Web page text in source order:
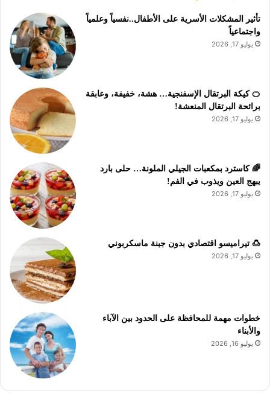
تأثير المشكلات الأسرية على الأطفال..نفسياً وعلمياً
واجتماعياً
يوليو 17, 2026
🍊 كيكة البرتقال الإسفنجية… هشة، خفيفة، وعابقة
برائحة البرتقال المنعشة!
يوليو 17, 2026
🌈 كاسترد بمكعبات الجيلي الملونة… حلى بارد
يبهج العين ويذوب في الفم!
يوليو 17, 2026
🍮 تيراميسو اقتصادي بدون جبنة ماسكربوني
يوليو 17, 2026
خطوات مهمة للمحافظة على الحدود بين الآباء
والأبناء
يوليو 16, 2026